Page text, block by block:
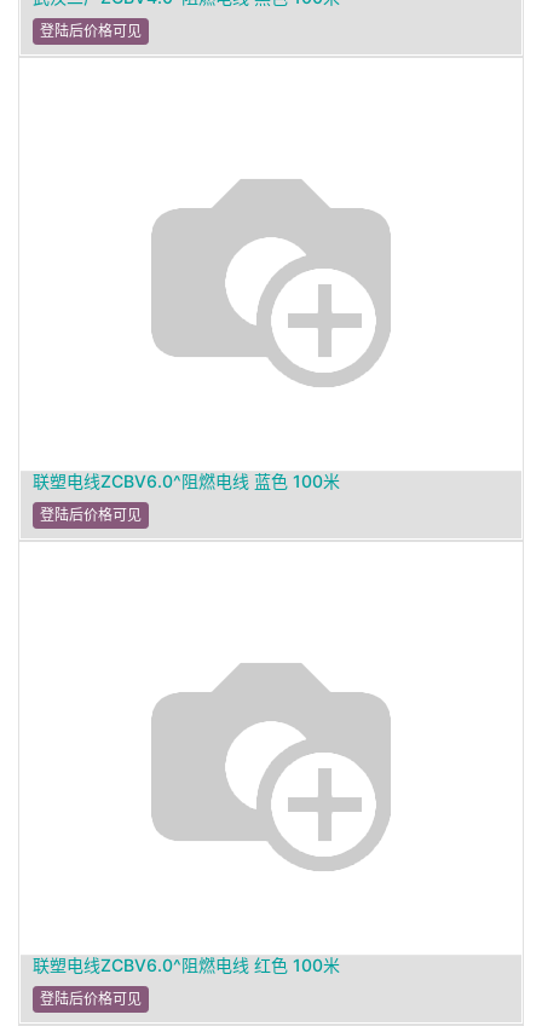
登陆后价格可见
联塑电线ZCBV6.0^阻燃电线 蓝色 100米
登陆后价格可见
联塑电线ZCBV6.0^阻燃电线 红色 100米
登陆后价格可见